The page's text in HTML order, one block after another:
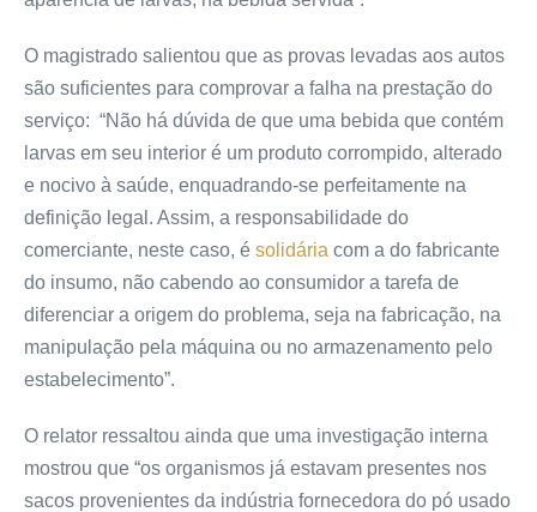
O magistrado salientou que as provas levadas aos autos
são suficientes para comprovar a falha na prestação do
serviço: “Não há dúvida de que uma bebida que contém
larvas em seu interior é um produto corrompido, alterado
e nocivo à saúde, enquadrando-se perfeitamente na
definição legal. Assim, a responsabilidade do
comerciante, neste caso, é solidária com a do fabricante
do insumo, não cabendo ao consumidor a tarefa de
diferenciar a origem do problema, seja na fabricação, na
manipulação pela máquina ou no armazenamento pelo
estabelecimento”.
O relator ressaltou ainda que uma investigação interna
mostrou que “os organismos já estavam presentes nos
sacos provenientes da indústria fornecedora do pó usado